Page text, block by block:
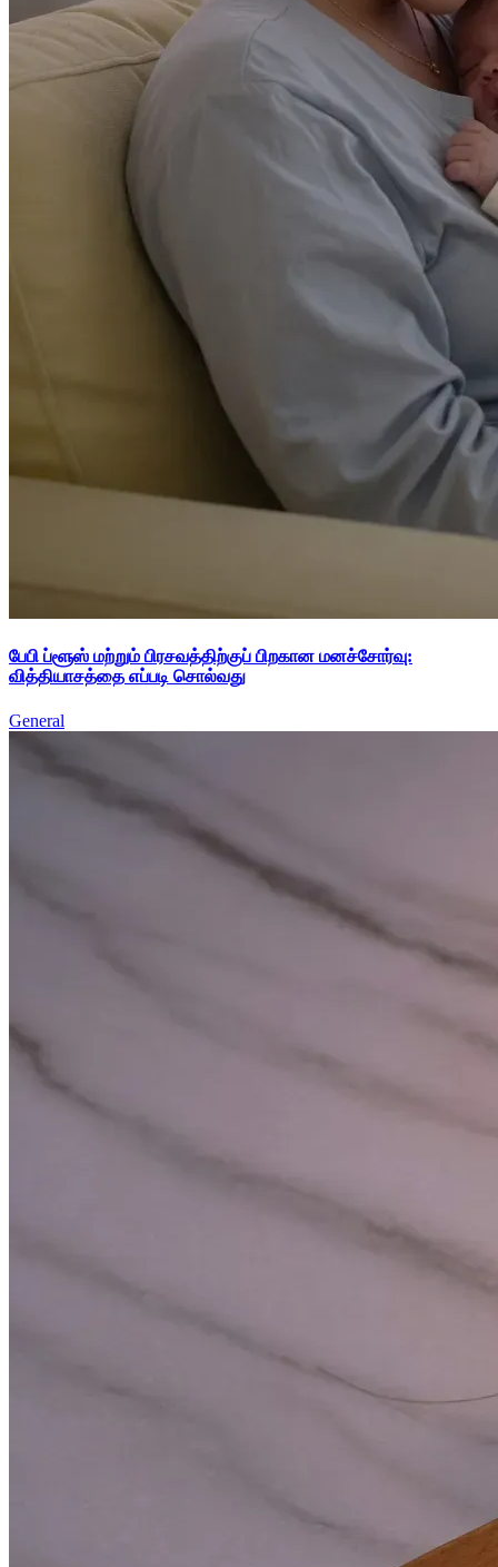
பேபி ப்ளூஸ் மற்றும் பிரசவத்திற்குப் பிறகான மனச்சோர்வு:
வித்தியாசத்தை எப்படி சொல்வது
General